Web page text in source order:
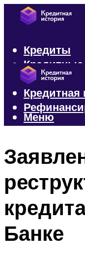
Кредиты
Кредитная
Меню
Банке